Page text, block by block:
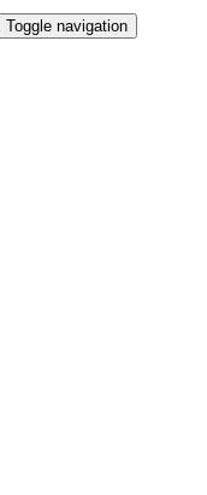
Toggle navigation